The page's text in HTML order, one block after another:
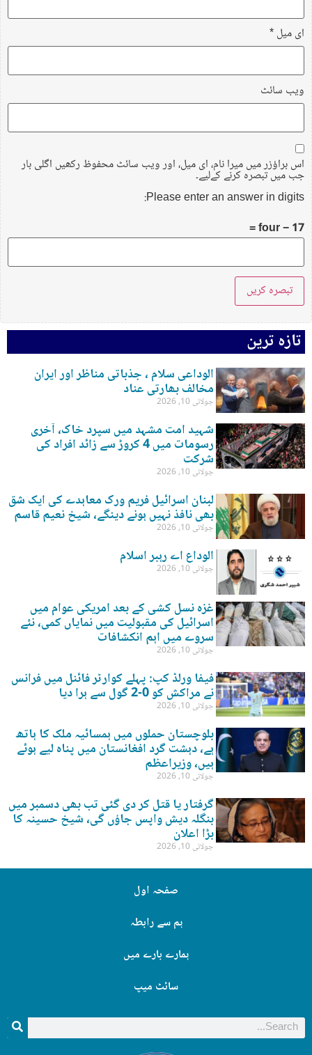
ای میل*
ویب‌ سائٹ
اس براؤزر میں میرا نام، ای میل، اور ویب سائٹ محفوظ رکھیں اگلی بار
جب میں تبصرہ کرنے کےلیے۔
Please enter an answer in digits:
17 − four =
تازہ ترین
الوداعی سلام ، جذباتی مناظر اور ایران
مخالف بھارتی عناد
جولائی 10, 2026
شہید امت مشہد میں سپرد خاک، آخری
رسومات میں 4 کروڑ سے زائد افراد کی
شرکت
جولائی 10, 2026
لبنان اسرائیل فریم ورک معاہدے کی ایک شق
بھی نافذ نہیں ہونے دینگے، شیخ نعیم قاسم
جولائی 10, 2026
الوداع اے رہبر اسلام
جولائی 10, 2026
غزہ نسل کشی کے بعد امریکی عوام میں
اسرائیل کی مقبولیت میں نمایاں کمی، نئے
سروے میں اہم انکشافات
جولائی 10, 2026
فیفا ورلڈ کپ: پہلے کوارٹر فائنل میں فرانس
نے مراکش کو 0-2 گول سے ہرا دیا
جولائی 10, 2026
بلوچستان حملوں میں ہمسائیہ ملک کا ہاتھ
ہے، دہشت گرد افغانستان میں پناہ لیے ہوئے
ہیں، وزیراعظم
جولائی 10, 2026
گرفتار یا قتل کر دی گئی تب بھی دسمبر میں
بنگلہ دیش واپس جاؤں گی، شیخ حسینہ کا
بڑا اعلان
جولائی 10, 2026
صفحہ اول
ہم سے رابطہ
ہمارے بارے میں
سائٹ میپ